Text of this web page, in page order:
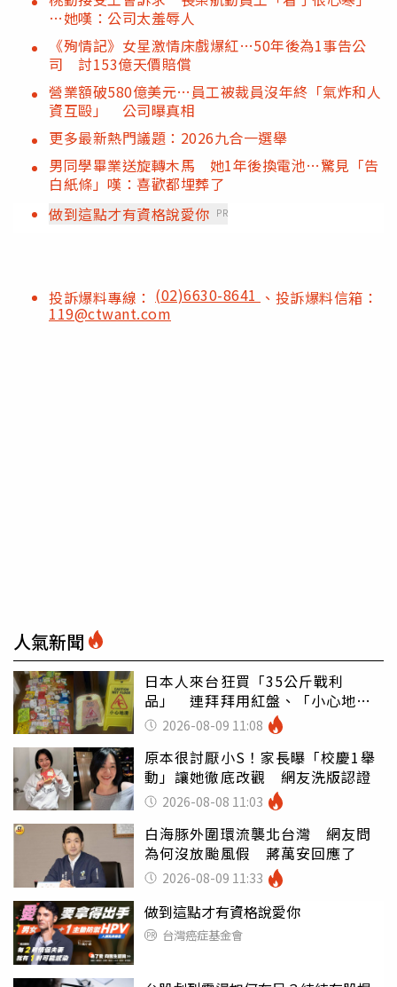
…她嘆：公司太羞辱人
《殉情記》女星激情床戲爆紅…50年後為1事告公
司 討153億天價賠償
營業額破580億美元…員工被裁員沒年終「氣炸和人
資互毆」 公司曝真相
更多最新熱門議題：2026九合一選舉
男同學畢業送旋轉木馬 她1年後換電池…驚見「告
白紙條」嘆：喜歡都埋葬了
做到這點才有資格說愛你 PR
投訴爆料專線： (02)6630-8641 、投訴爆料信箱：
119@ctwant.com
人氣新聞
日本人來台狂買「35公斤戰利
品」 連拜拜用紅盤、「小心地
滑」告示牌也帶回家
2026-08-09 11:08
原本很討厭小S！家長曝「校慶1舉
動」讓她徹底改觀 網友洗版認證
2026-08-08 11:03
白海豚外圍環流襲北台灣 網友問
為何沒放颱風假 蔣萬安回應了
2026-08-09 11:33
做到這點才有資格說愛你
台灣癌症基金會